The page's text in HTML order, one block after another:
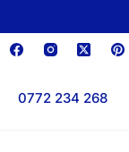
0772 234 268